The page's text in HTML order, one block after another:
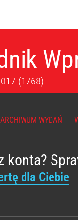
(1768)
ARCHIWUM WYDAŃ
konta?
dla Ciebie